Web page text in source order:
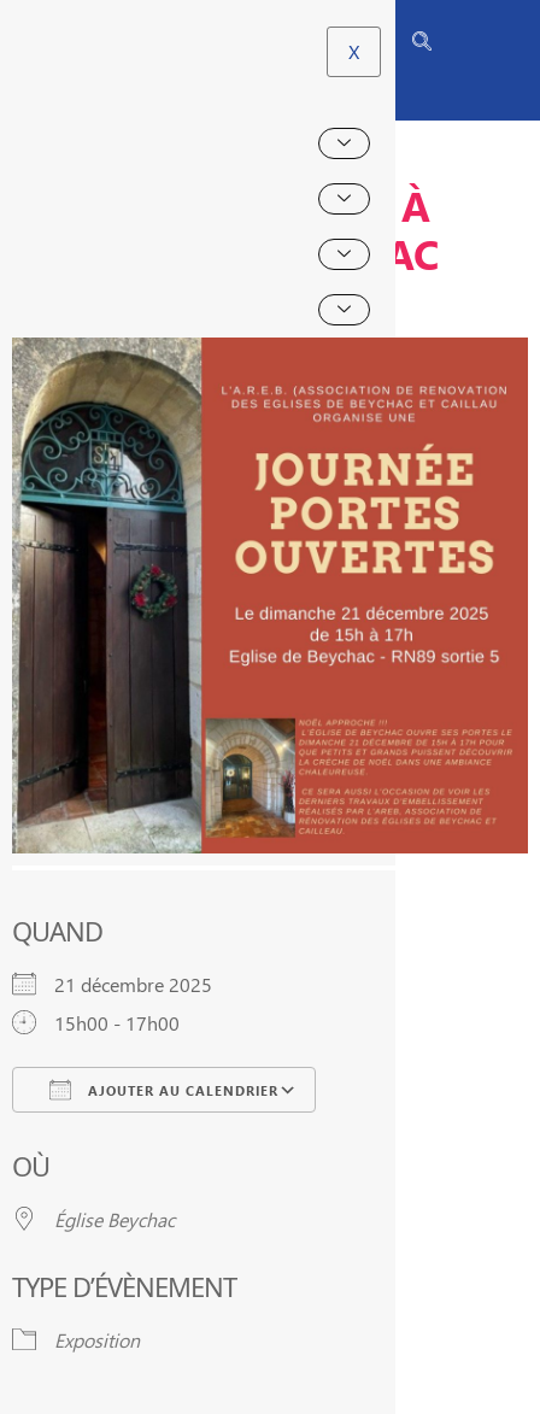
X
PORTES OUVERTES À
L’ÉGLISE DE BEYCHAC
QUAND
21 décembre 2025
15h00 - 17h00
AJOUTER AU CALENDRIER
OÙ
Église Beychac
TYPE D’ÉVÈNEMENT
Exposition